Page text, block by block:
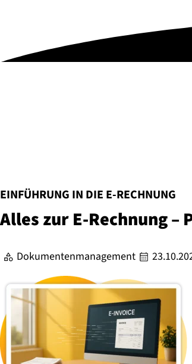
EINFÜHRUNG IN DIE E-RECHNUNG
:
Alles zur E-Rechnung
Dokumentenmanagement